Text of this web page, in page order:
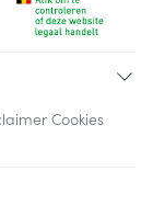
Cookies